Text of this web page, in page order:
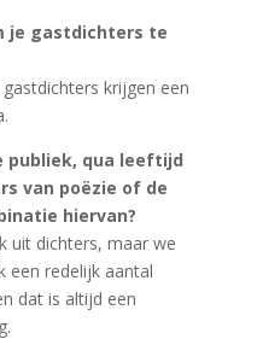
je gastdichters te
krijgen een
publiek, qua leeftijd
van poëzie of de
hiervan?
uit dichters, maar we
een redelijk aantal
dat is altijd een